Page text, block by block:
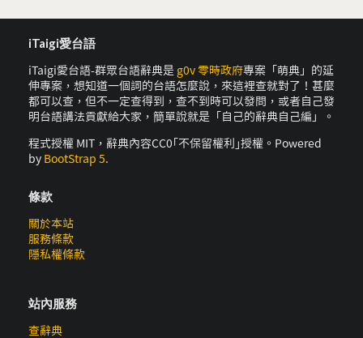
iTaigi愛台語
iTaigi愛台語-群眾台語辭典是 g0v 零時政府專案「萌典」的延
伸專案，想知道一個詞的台語怎麼說，來這裡查就對了！甚麼
都可以查，但不一定查得到，查不到時可以發問，或者自己發
明台語講法貢獻給大家，簡單說就是「自己的辭典自己編」。
程式授權 MIT，辭典內容CC0｢不保留權利｣授權。Powered
by BootStrap 5.
條款
關於本站
服務條款
隱私權條款
站內服務
查辭典